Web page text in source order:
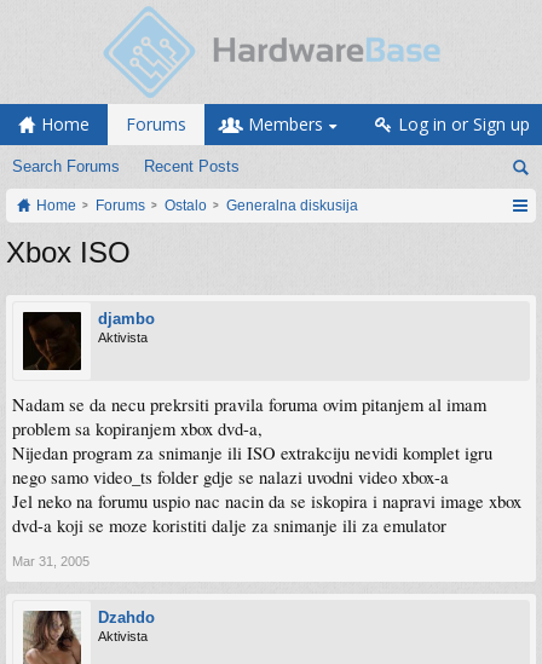
Home Forums
Search Forums Recent Posts
Members Log in or Sign up
Home Forums Ostalo Generalna diskusija
Xbox ISO
djambo
Aktivista
Nadam se da necu prekrsiti pravila foruma ovim pitanjem al imam
problem sa kopiranjem xbox dvd-a,
Nijedan program za snimanje ili ISO extrakciju nevidi komplet igru
nego samo video_ts folder gdje se nalazi uvodni video xbox-a
Jel neko na forumu uspio nac nacin da se iskopira i napravi image xbox
dvd-a koji se moze koristiti dalje za snimanje ili za emulator
Mar 31, 2005
Dzahdo
Aktivista